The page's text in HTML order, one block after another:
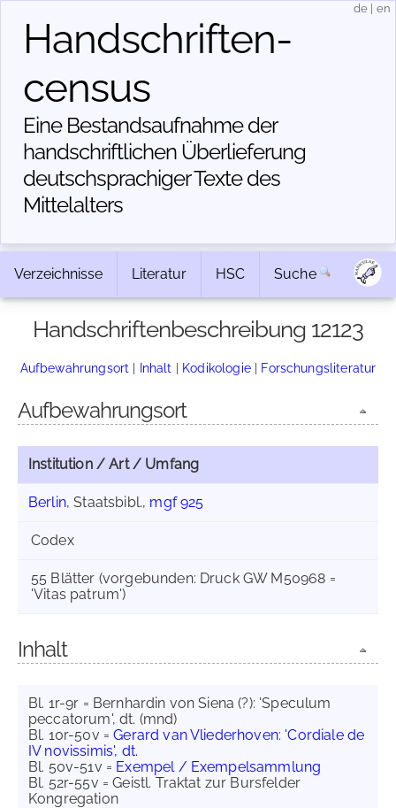
Handschriften­
census
Eine Bestandsaufnahme der
handschriftlichen Über­lieferung
deutschsprachiger Texte des
Mittelalters
de en
Verzeichnisse Literatur HSC Suche
Handschriftenbeschreibung 12123
Aufbewahrungsort | Inhalt | Kodikologie| Forschungsliteratur
Aufbewahrungsort
Institution / Art / Umfang
Berlin, Staatsbibl., mgf 925
Codex
55 Blätter (vorgebunden: Druck GW M50968 =
'Vitas patrum')
Inhalt
Bl. 1r-9r = Bernhardin von Siena (?): 'Speculum
peccatorum', dt. (mnd)
Bl. 10r-50v =Gerard van Vliederhoven: 'Cordiale de
IV novissimis', dt.
Bl. 50v-51v = Exempel / Exempelsammlung
Bl. 52r-55v = Geistl. Traktat zur Bursfelder
Kongregation